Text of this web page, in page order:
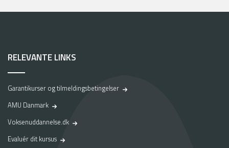
RELEVANTE LINKS
Garantikurser og tilmeldingsbetingelser
AMU Danmark
Voksenuddannelse.dk
Evaluér dit kursus